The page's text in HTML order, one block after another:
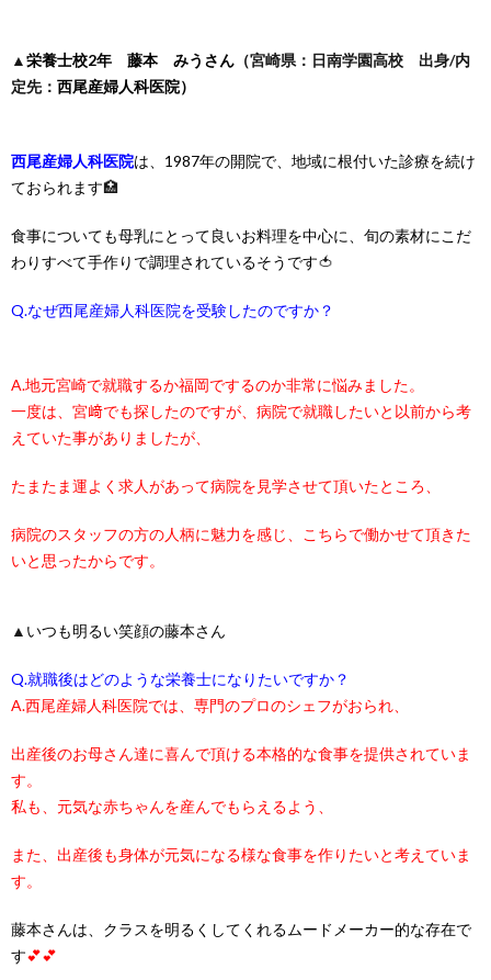
▲栄養士校2年 藤本 みうさん （宮崎県：日南学園高校 出身/内
定先： 西尾産婦人科医院）
西尾産婦人科医院は、1987年の開院で、地域に根付いた診療を続け
ておられます🏥
食事についても母乳にとって良いお料理を中心に、旬の素材にこだ
わりすべて手作りで調理されているそうです🍅
Q.なぜ西尾産婦人科医院を受験したのですか？
A.地元宮崎で就職するか福岡でするのか非常に悩みました。
一度は、宮﨑でも探したのですが、病院で就職したいと以前から考
えていた事がありましたが、
たまたま運よく求人があって病院を見学させて頂いたところ、
病院のスタッフの方の人柄に魅力を感じ、こちらで働かせて頂きた
いと思ったからです。
▲ いつも明るい笑顔の藤本さん
Q.就職後はどのような栄養士になりたいですか？
A.西尾産婦人科医院では、専門のプロのシェフがおられ、
出産後のお母さん達に喜んで頂ける本格的な食事を提供されていま
す。
私も、元気な赤ちゃんを産んでもらえるよう、
また、出産後も身体が元気になる様な食事を作りたいと考えていま
す。
藤本さんは、クラスを明るくしてくれるムードメーカー的な存在で
す💕💕